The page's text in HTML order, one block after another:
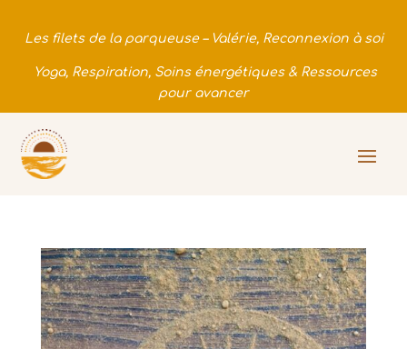
Les filets de la parqueuse – Valérie, Reconnexion à soi
Yoga, Respiration, Soins énergétiques & Ressources
pour avancer